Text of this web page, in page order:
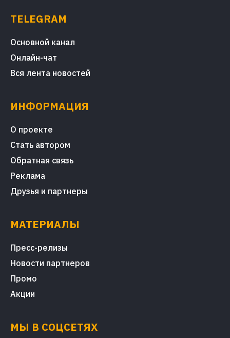
TELEGRAM
Основной канал
Онлайн-чат
Вся лента новостей
ИНФОРМАЦИЯ
О проекте
Стать автором
Обратная связь
Реклама
Друзья и партнеры
МАТЕРИАЛЫ
Пресс-релизы
Новости партнеров
Промо
Акции
МЫ В СОЦСЕТЯХ